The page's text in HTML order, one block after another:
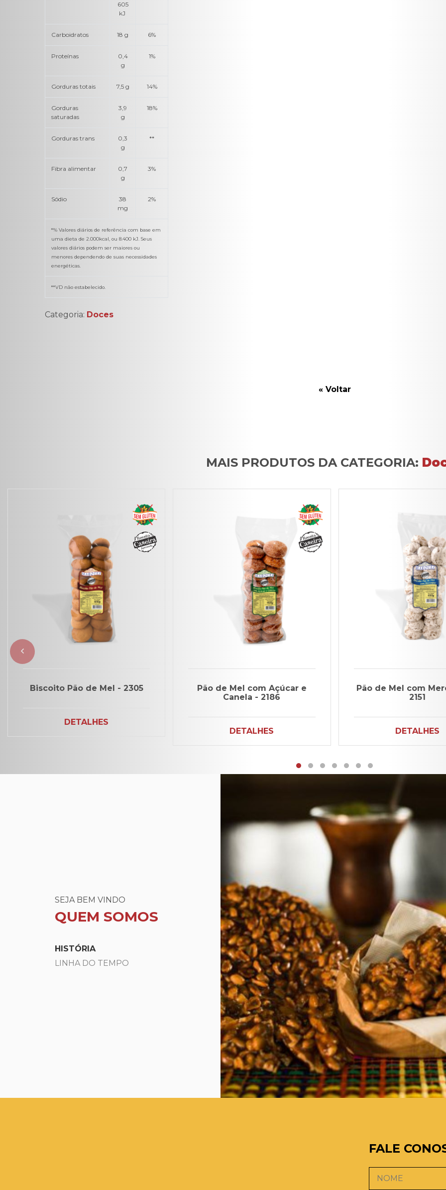
605
kJ
Carboidratos 18 g 6%
Proteínas
0,4
g
1%
Gorduras totais 7,5 g 14%
Gorduras
saturadas
3,9
g
18%
Gorduras trans
0,3
g
**
Fibra alimentar
0,7
g
3%
Sódio
38
mg
2%
*% Valores diários de referência com base em
uma dieta de 2.000kcal, ou 8.400 kJ. Seus
valores diários podem ser maiores ou
menores dependendo de suas necessidades
energéticas.
**VD não estabelecido.
Categoria: Doces
« Voltar
MAIS PRODUTOS DA CATEGORIA:
Biscoito Pão de Mel - 2305
DETALHES
Pão de Mel com Açúcar e
Canela - 2186
DETALHES
Pão de Mel com
2151
DETALHES
SEJA BEM VINDO
QUEM SOMOS
HISTÓRIA
LINHA DO TEMPO
FALE